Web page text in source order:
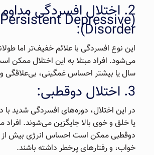
2. اختلال افسردگی مداوم
(Persistent Depressive
Disorder):
این نوع افسردگی با علائم خفیف‌تر اما
می‌شود. افراد مبتلا به این اختلال ممکن
سال یا بیشتر احساس غمگینی، بی‌علاقگی
3. اختلال دوقطبی:
در این اختلال، دوره‌های افسردگی شدید با
یا خلق و خوی بالا جایگزین می‌شوند. افراد
دوقطبی ممکن است احساس انرژی بیش از
خواب، و رفتارهای پرخطر داشته باشند.